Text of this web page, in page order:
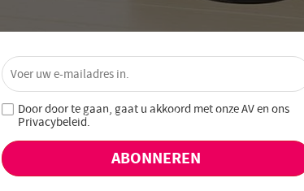
Ontgrendel 4% Korting – Schrijf je
nu in!
Word lid van onze nieuwsbrief en mis nooit speciale
aanbiedingen en nieuwe producten!
Door door te gaan, gaat u akkoord met onzeAV enons
Privacybeleid.